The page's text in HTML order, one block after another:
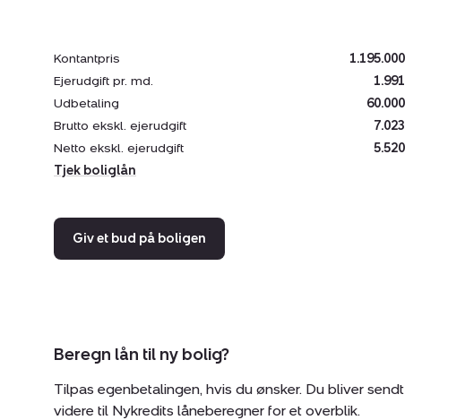
Kontantpris
1.195.000
Ejerudgift pr. md.
1.991
Udbetaling
60.000
Brutto ekskl. ejerudgift
7.023
Netto ekskl. ejerudgift
5.520
Tjek boliglån
Giv et bud på boligen
Beregn lån til ny bolig?
Tilpas egenbetalingen, hvis du ønsker. Du bliver sendt
videre til Nykredits låneberegner for et overblik.